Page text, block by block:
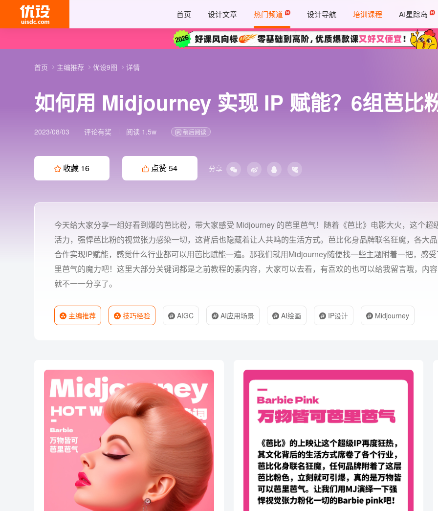
首页 设计文章 热门频道 设计导航 培训课程 AI星踪岛
首页 主编推荐 优设9图 详情
如何用 Midjourney 实现 IP 赋能？6组芭比
2023/08/03 评论有奖 阅读 1.5w 稍后阅读
收藏 16 点赞54 分享
今天给大家分享一组好看到爆的芭比粉，带大家感受 Midjourney 的芭里芭气！随着《芭比》电影大火，这个超
活力，强悍芭比粉的视觉张力感染一切，这背后也隐藏着让人共鸣的生活方式。芭比化身品牌联名狂魔，各大
合作实现IP赋能，感觉什么行业都可以用芭比赋能一遍。那我们就用Midjourney随便找一些主题附着一把，感
里芭气的魔力吧！这里大部分关键词都是之前教程的素内容，大家可以去看，有喜欢的也可以给我留言哦，内
就不一一分享了。
主编推荐 技巧经验 AIGC AI应用场景 AI绘画 IP设计 Midjourney